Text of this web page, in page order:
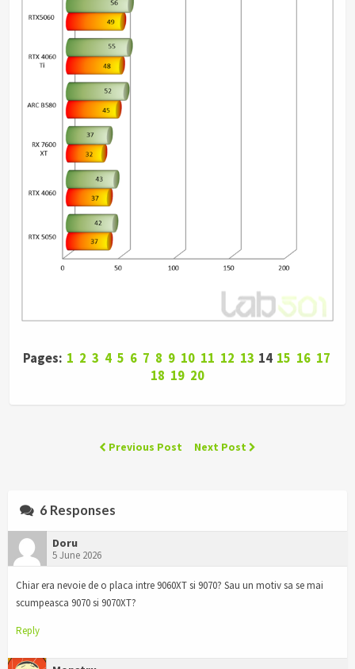
Pages: 1 2 3 4 5 6 7 8 9 10 11 12 13 14 15 16 17
18 19 20
Previous Post Next Post
6 Responses
Doru
5 June 2026
Chiar era nevoie de o placa intre 9060XT si 9070? Sau un motiv sa se mai
scumpeasca 9070 si 9070XT?
Reply